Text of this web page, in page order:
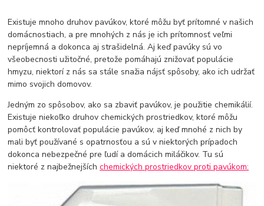
Existuje mnoho druhov pavúkov, ktoré môžu byť prítomné v našich
domácnostiach, a pre mnohých z nás je ich prítomnosť veľmi
nepríjemná a dokonca aj strašidelná. Aj keď pavúky sú vo
všeobecnosti užitočné, pretože pomáhajú znižovať populácie
hmyzu, niektorí z nás sa stále snažia nájsť spôsoby, ako ich udržať
mimo svojich domovov.
Jedným zo spôsobov, ako sa zbaviť pavúkov, je použitie chemikálií.
Existuje niekoľko druhov chemických prostriedkov, ktoré môžu
pomôcť kontrolovať populácie pavúkov, aj keď mnohé z nich by
mali byť používané s opatrnosťou a sú v niektorých prípadoch
dokonca nebezpečné pre ľudí a domácich miláčikov. Tu sú
niektoré z najbežnejšíchchemických prostriedkov proti pavúkom: